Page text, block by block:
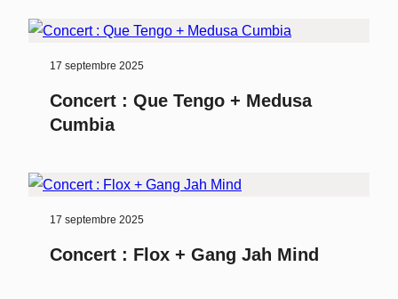
17 septembre 2025
Concert : Que Tengo + Medusa
Cumbia
17 septembre 2025
Concert : Flox + Gang Jah Mind